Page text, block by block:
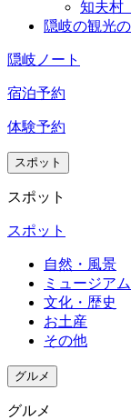
です。
8月のサ
ザエ漁
にはこ
ちらの
宿が近
いので
めで
す！
（画像
は自分
で取っ
たも
ゲスト
ハウス
した。
夕食は
シーフ
魚を使
った素
晴らし
いもの
た。間
違いな
くお勧
めしま
す:)
宿
き
安
雰
が
知夫村
隠岐の観光
隠岐ノート
宿泊予約
体験予約
スポット
スポット
スポット
自然・風景
ミュージア
文化・歴史
お土産
その他
グルメ
グルメ